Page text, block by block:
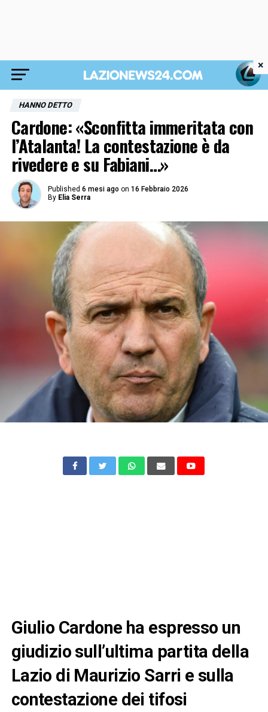
HANNO DETTO
Cardone: «Sconfitta immeritata con
l’Atalanta! La contestazione è da
rivedere e su Fabiani…»
Published 6 mesi ago on 16 Febbraio 2026
By Elia Serra
Giulio Cardone ha espresso un
giudizio sull’ultima partita della
Lazio di Maurizio Sarri e sulla
contestazione dei tifosi
×